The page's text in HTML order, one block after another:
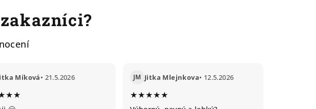
Míková• 21.5.2026 JM Jitka Mlejnkova• 12.5.2026
★★★★★